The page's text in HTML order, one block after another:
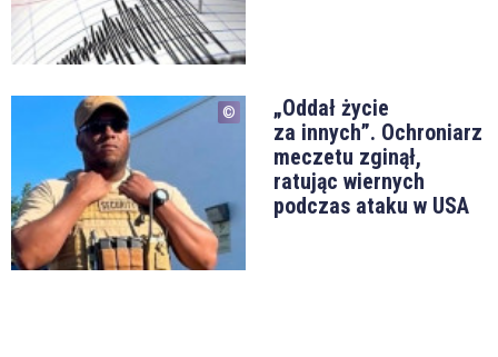
„Oddał życie
za innych”. Ochroniarz
meczetu zginął,
ratując wiernych
podczas ataku w USA